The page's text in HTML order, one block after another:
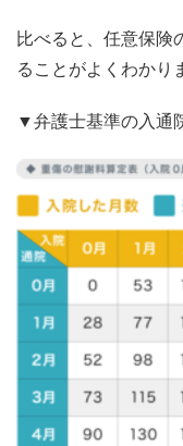
比べると、任意保険
ることがよくわかり
▼弁護士基準の入通